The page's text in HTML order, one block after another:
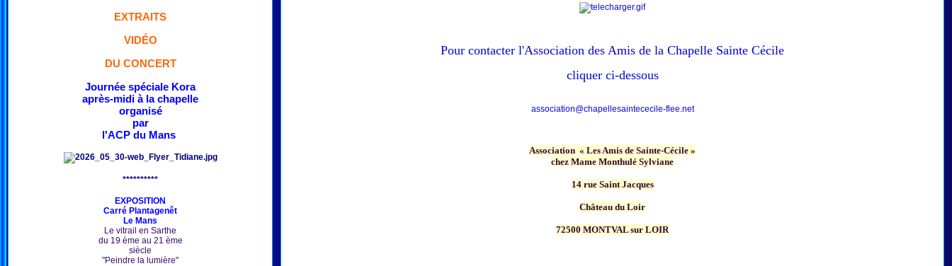
EXTRAITS
VIDÉO
DU CONCERT
Journée spéciale Kora
après-midi à la chapelle
organisé
par
l'ACP du Mans
**********
EXPOSITION
Carré Plantagenêt
Le Mans
Le vitrail en Sarthe
du 19 ème au 21 ème
siècle
"Peindre la lumière"
Pour contacter l'Association des Amis de la Chapelle Sainte Cécile
cliquer ci-dessous
association@chapellesaintececile-flee.net
Association « Les Amis de Sainte-Cécile »
chez Mame Monthulé Sylviane
14 rue Saint Jacques
Château du Loir
72500 MONTVAL sur LOIR